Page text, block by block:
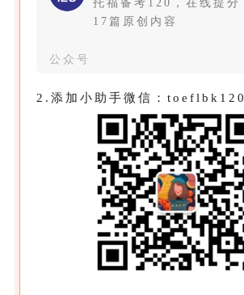
17篇原创内容
公众号
2.添加小助手微信：toeflbk120